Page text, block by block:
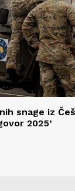
snage iz
2025’